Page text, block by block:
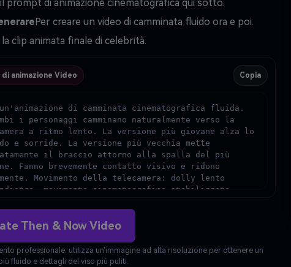
prompt di animazione cinematografica qui sotto.
Per creare un video di camminata fluido ora e poi.
la clip animata finale di celebrità.
animazione Video Copia
di camminata cinematografica fluida.
i personaggi camminano naturalmente verso la
a ritmo lento. La versione più giovane alza lo
e sorride. La versione più vecchia mette
il braccio attorno alla spalla del più
Fanno brevemente contatto visivo e ridono
Movimento della telecamera: dolly lento
movimento cinematografico stabilizzato.
Atmosfera invernale, neve morbida che cade.
illuminazione dorata, umore nostalgico emotivo.
trasformazione del viso, preservare l'identità
look cinematografico.
Then & Now Video
professionale: utilizza un'immagine ad alta risoluzione per ottenere un
fluido e dettagli del viso più puliti.